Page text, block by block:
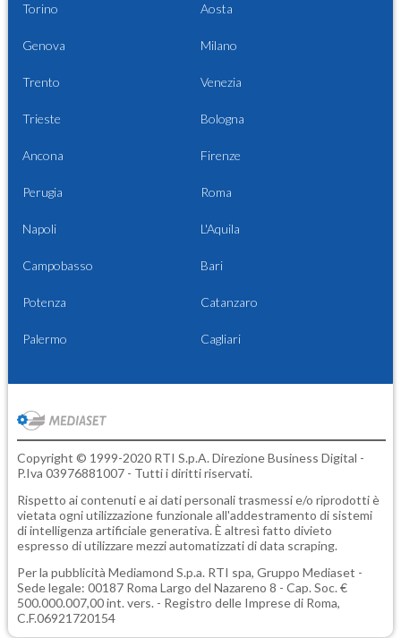
Torino Aosta
Genova Milano
Trento Venezia
Trieste Bologna
Ancona Firenze
Perugia Roma
Napoli L'Aquila
Campobasso Bari
Potenza Catanzaro
Palermo Cagliari
Copyright © 1999-2020 RTI S.p.A. Direzione Business Digital -
P.Iva 03976881007 - Tutti i diritti riservati.
Rispetto ai contenuti e ai dati personali trasmessi e/o riprodotti è
vietata ogni utilizzazione funzionale all'addestramento di sistemi
di intelligenza artificiale generativa. È altresì fatto divieto
espresso di utilizzare mezzi automatizzati di data scraping.
Per la pubblicità Mediamond S.p.a. RTI spa, Gruppo Mediaset -
Sede legale: 00187 Roma Largo del Nazareno 8 - Cap. Soc. €
500.000.007,00 int. vers. - Registro delle Imprese di Roma,
C.F.06921720154